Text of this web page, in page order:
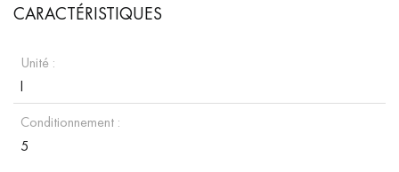
CARACTÉRISTIQUES
Unité :
l
Conditionnement :
5